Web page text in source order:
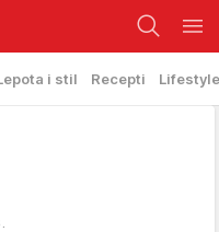
i stil Recepti Lifestyle